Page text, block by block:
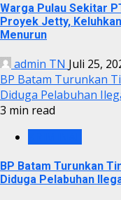
Warga Pulau Sekitar
Proyek Jetty,
Menurun
admin TN Juli 25,
BP Batam Turunkan
Diduga Pelabuhan
3 min read
BP Batam Turunkan
Diduga Pelabuhan